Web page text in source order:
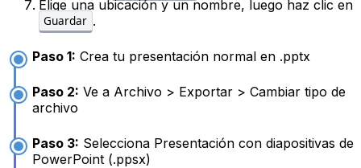
Elige una ubicación y un nombre, luego haz clic en
Guardar .
Paso 1: Crea tu presentación normal en .pptx
Paso 2: Ve a Archivo > Exportar > Cambiar tipo de
archivo
Paso 3: Selecciona Presentación con diapositivas de
PowerPoint (.ppsx)